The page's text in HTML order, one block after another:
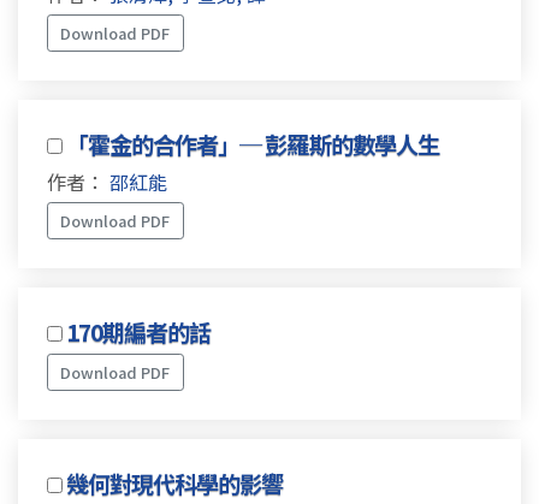
Download PDF
「霍金的合作者」─ 彭羅斯的數學人生
作者： 邵紅能
Download PDF
170期編者的話
Download PDF
幾何對現代科學的影響